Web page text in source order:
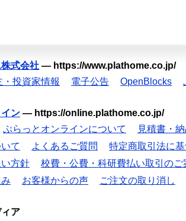
式会社 — https://www.plathome.co.jp/
・投資家情報 電子公告 OpenBlocks
ン — https://online.plathome.co.jp/
ぷらっとオンラインについて
見積書・
て
よくあるご質問
特定商取引法に
方針
校費・公費・科研費払い取引のご
お客様からの声 ご注文の取り消し
ア